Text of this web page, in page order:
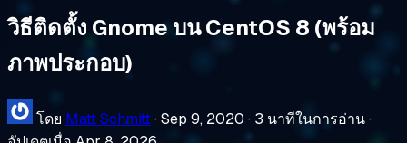
วิธีติดตั้ง Gnome บน CentOS 8 (พร้อม
ภาพประกอบ)
โดย Matt Schmitt·Sep 9, 2020 · 3 นาทีในการอ่าน·